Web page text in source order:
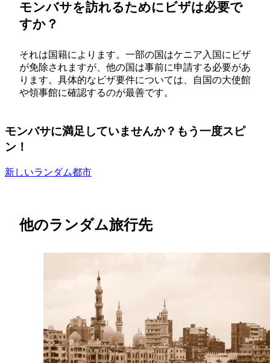
モンバサを訪れるためにビザは必要で
すか？
それは国籍によります。一部の国はケニア入国にビザ
が免除されますが、他の国は事前に申請する必要があ
ります。具体的なビザ要件については、自国の大使館
や領事館に確認するのが最善です。
モンバサに満足していませんか？もう一度スピ
ン！
新しいランダム都市
他のランダム旅行先